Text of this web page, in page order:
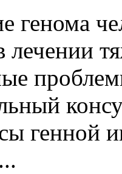
генома
лечении
генной